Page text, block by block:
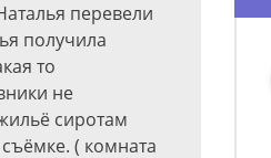
перевели
получила
то
не
сиротам
( комната